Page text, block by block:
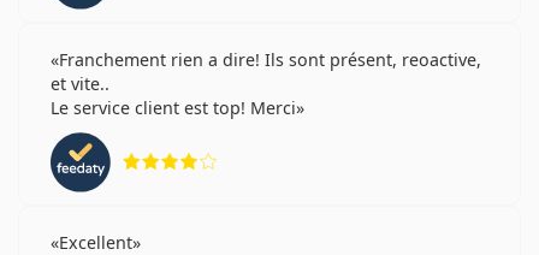
Franchement rien a dire! Ils sont présent, reoactive,
et vite..
Le service client est top! Merci
Excellent